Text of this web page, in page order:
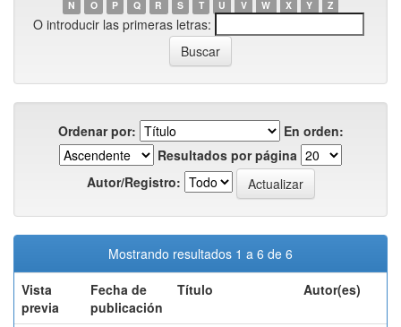
N
O P Q R S T U V W X Y Z
O introducir las primeras letras:
Ordenar por:
En orden:
Resultados por página
Autor/Registro:
Mostrando resultados 1 a 6 de 6
Vista
previa
Fecha de
publicación
Título Autor(es)